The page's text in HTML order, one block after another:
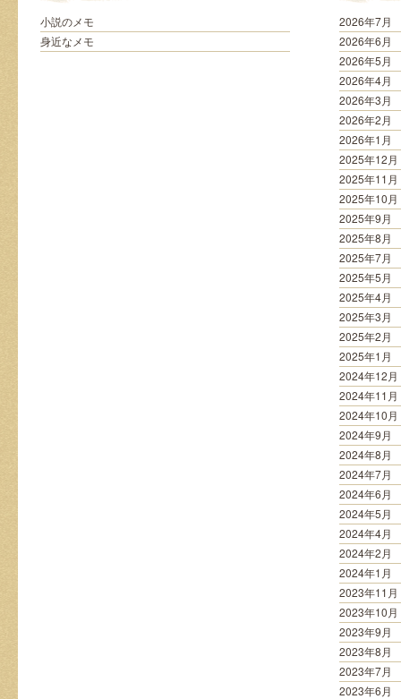
新
刊
小説のメモ
身近なメモ
2026年7月
2026年6月
2026年5月
2026年4月
2026年3月
2026年2月
2026年1月
2025年12月
2025年11月
2025年10月
2025年9月
2025年8月
2025年7月
2025年5月
2025年4月
2025年3月
2025年2月
2025年1月
2024年12月
2024年11月
2024年10月
2024年9月
2024年8月
2024年7月
2024年6月
2024年5月
2024年4月
2024年2月
2024年1月
2023年11月
2023年10月
2023年9月
2023年8月
2023年7月
2023年6月